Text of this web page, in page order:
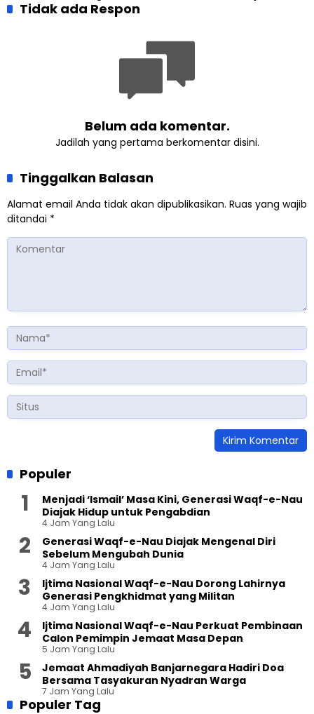
Kesadaran Lingkungan
Lewat Edukasi Ekoteologi
Tidak ada Respon
Belum ada komentar.
Jadilah yang pertama berkomentar disini.
Tinggalkan Balasan
Alamat email Anda tidak akan dipublikasikan. Ruas yang wajib
ditandai *
Populer
Menjadi ‘Ismail’ Masa Kini, Generasi Waqf-e-Nau
Diajak Hidup untuk Pengabdian
4 Jam Yang Lalu
Generasi Waqf-e-Nau Diajak Mengenal Diri
Sebelum Mengubah Dunia
4 Jam Yang Lalu
Ijtima Nasional Waqf-e-Nau Dorong Lahirnya
Generasi Pengkhidmat yang Militan
4 Jam Yang Lalu
Ijtima Nasional Waqf-e-Nau Perkuat Pembinaan
Calon Pemimpin Jemaat Masa Depan
5 Jam Yang Lalu
Jemaat Ahmadiyah Banjarnegara Hadiri Doa
Bersama Tasyakuran Nyadran Warga
7 Jam Yang Lalu
Populer Tag